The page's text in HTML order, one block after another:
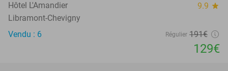
Hôtel L'Amandier 9.9 star
Libramont-Chevigny
Vendu : 6
Régulier 191€
129€